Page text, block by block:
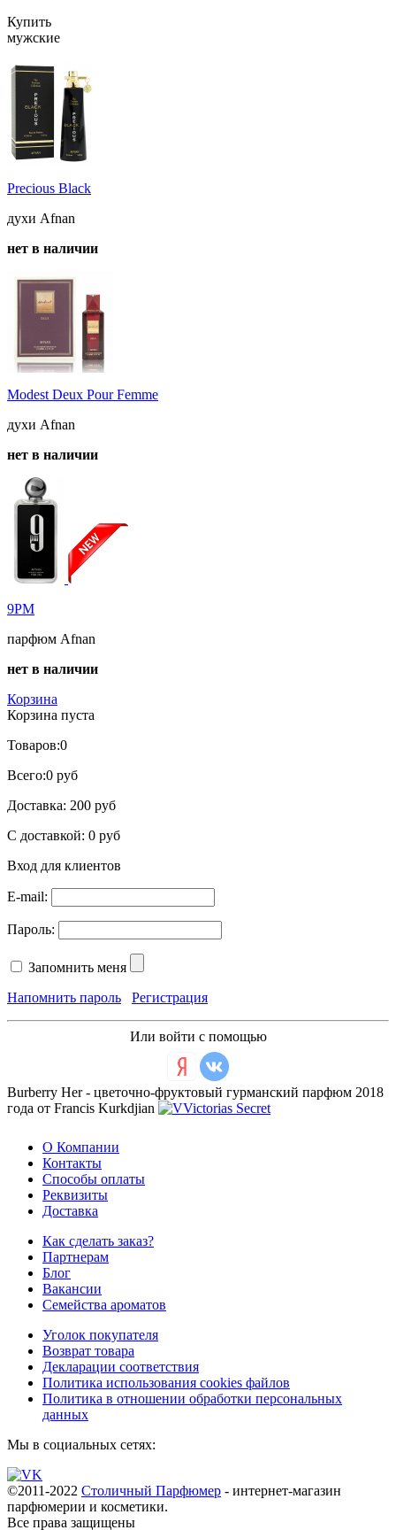
Купить
мужские
Precious Black
духи Afnan
нет в наличии
Modest Deux Pour Femme
духи Afnan
нет в наличии
9PM
парфюм Afnan
нет в наличии
Корзина
Корзина пуста
Товаров:0
Всего:0 руб
Доставка: 200 руб
С доставкой: 0 руб
Вход для клиентов
E-mail:
Пароль:
Запомнить меня
Напомнить пароль
Регистрация
Или войти с помощью
Burberry Her - цветочно-фруктовый гурманский парфюм 2018
года от Francis Kurkdjian
О Компании
Контакты
Способы оплаты
Реквизиты
Доставка
Как сделать заказ?
Партнерам
Блог
Вакансии
Семейства ароматов
Уголок покупателя
Возврат товара
Декларации соответствия
Политика использования cookies файлов
Политика в отношении обработки персональных
данных
Мы в социальных сетях:
©2011-2022 Столичный Парфюмер - интернет-магазин
парфюмерии и косметики.
Все права защищены